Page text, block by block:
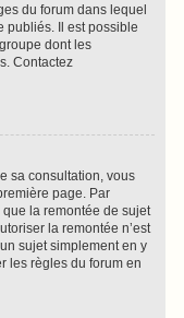
du forum dans lequel
publiés. Il est possible
dont les
Contactez
sa consultation, vous
page. Par
la remontée de sujet
la remontée n’est
sujet simplement en y
les règles du forum en